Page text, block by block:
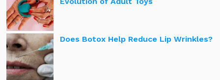
Does Botox Help Reduce Lip Wrinkles?